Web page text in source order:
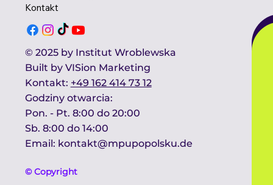
Kontakt
© 2025 by Institut Wroblewska
Built by VISion Marketing
Kontakt​: +49 162 414 73 12
Godziny otwarcia:​
Pon. - Pt. 8:00 do 20:00
Sb. 8:00 do 14:00 ​
Email: kontakt@mpupopolsku.de
© Copyright